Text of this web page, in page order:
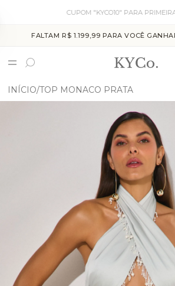
CUPOM "KYCO10" PARA
FALTAM R$ 1.199,99 PARA VOCÊ
INÍCIO TOP MONACO PRATA